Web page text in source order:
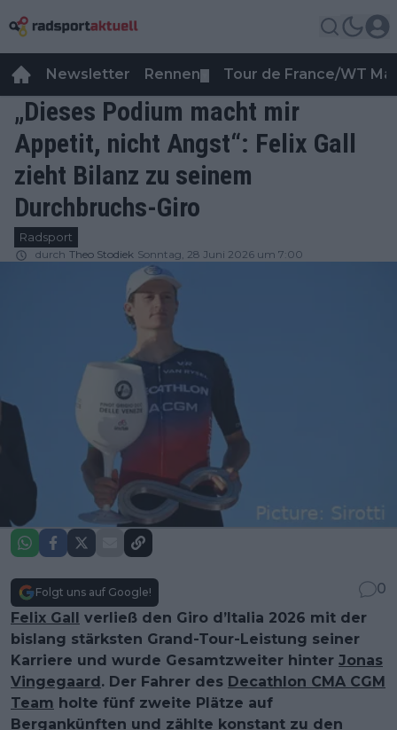
Newsletter Rennen Tour de France/WT
„Dieses Podium macht mir
Appetit, nicht Angst“: Felix Gall
zieht Bilanz zu seinem
Durchbruchs-Giro
Radsport
durch Theo Stodiek Sonntag, 28 Juni 2026 um 7:00
Folgt uns auf Google!
0
Felix Gall verließ den Giro d’Italia 2026 mit der
bislang stärksten Grand-Tour-Leistung seiner
Karriere und wurde Gesamtzweiter hinter Jonas
Vingegaard. Der Fahrer des Decathlon CMA CGM
Team holte fünf zweite Plätze auf
Bergankünften und zählte konstant zu den